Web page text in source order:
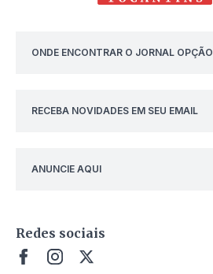
ONDE ENCONTRAR O JORNAL OPÇÃO
RECEBA NOVIDADES EM SEU EMAIL
ANUNCIE AQUI
Redes sociais